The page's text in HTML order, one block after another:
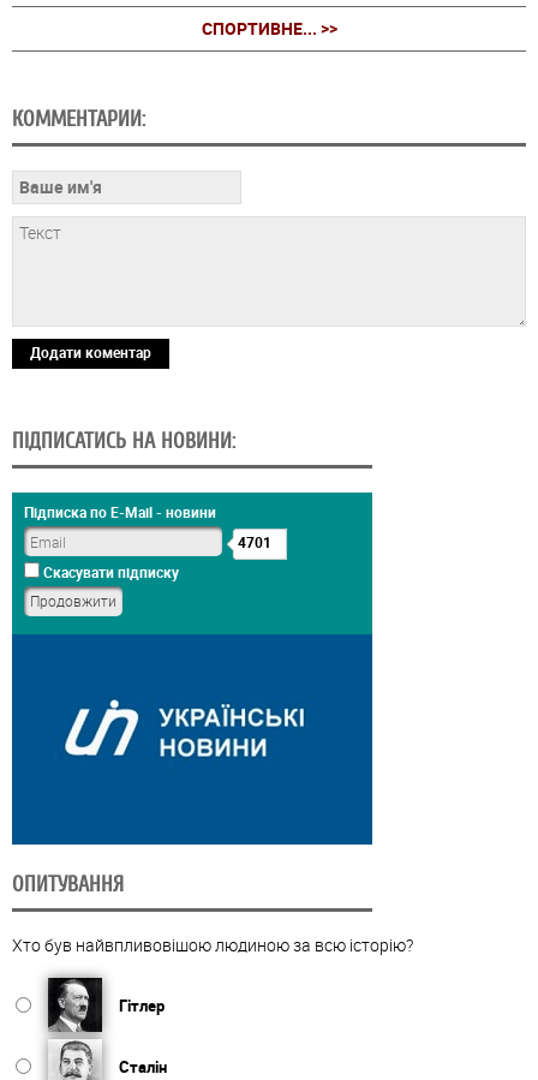
СПОРТИВНЕ... >>
КОММЕНТАРИИ:
Додати коментар
ПІДПИСАТИСЬ НА НОВИНИ:
Підписка по E-Mail - новини
4701
Скасувати підписку
ОПИТУВАННЯ
Хто був найвпливовішою людиною за всю історію?
Гітлер
Сталін